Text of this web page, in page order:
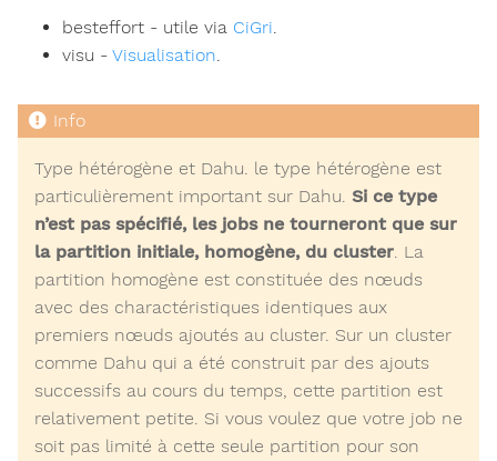
besteffort - utile via CiGri.
visu - Visualisation.
Type hétérogène et Dahu. le type hétérogène est
particulièrement important sur Dahu. Si ce type
n’est pas spécifié, les jobs ne tourneront que sur
la partition initiale, homogène, du cluster. La
partition homogène est constituée des nœuds
avec des charactéristiques identiques aux
premiers nœuds ajoutés au cluster. Sur un cluster
comme Dahu qui a été construit par des ajouts
successifs au cours du temps, cette partition est
relativement petite. Si vous voulez que votre job ne
soit pas limité à cette seule partition pour son